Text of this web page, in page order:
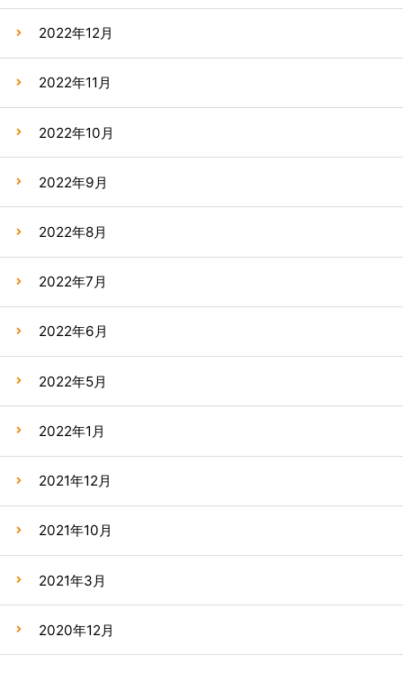
2022年12月
2022年11月
2022年10月
2022年9月
2022年8月
2022年7月
2022年6月
2022年5月
2022年1月
2021年12月
2021年10月
2021年3月
2020年12月